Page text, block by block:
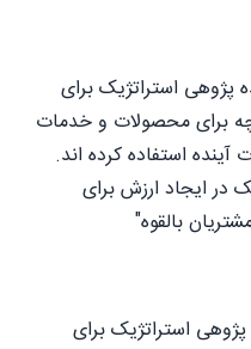
پژوهی استراتژیک برای
برای محصولات و خدمات
استفاده کرده اند.
در ایجاد ارزش برای
بالقوه"
استراتژیک برای